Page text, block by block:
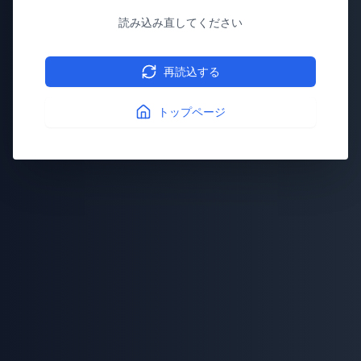
読み込み直してください
再読込する
トップページ